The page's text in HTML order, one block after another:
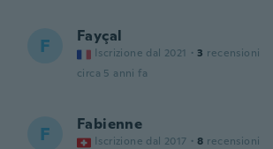
F Fayçal
Iscrizione dal 2021 · 3 recensioni
circa 5 anni fa
F Fabienne
Iscrizione dal 2017 · 8 recensioni